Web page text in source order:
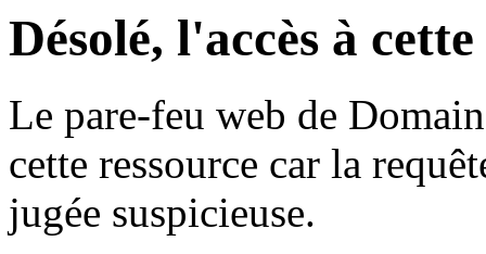
Désolé, l'accès à
Le pare-feu web de
cette ressource car la
jugée suspicieuse.